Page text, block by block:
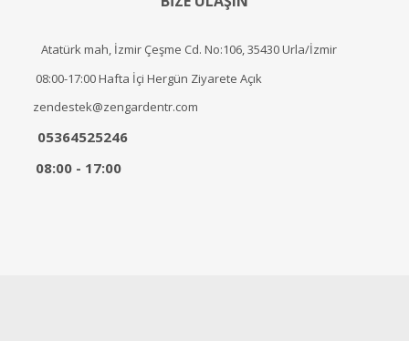
Atatürk mah, İzmir Çeşme Cd. No:106, 35430 Urla/İzmir
08:00-17:00 Hafta İçi Hergün Ziyarete Açık
zendestek@zengardentr.com
05364525246
08:00 - 17:00